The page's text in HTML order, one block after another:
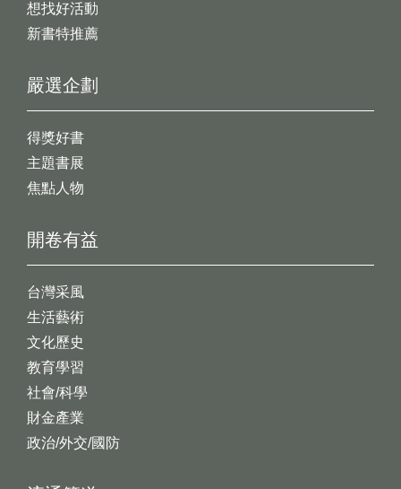
想找好活動
新書特推薦
開卷有益
台灣采風
生活藝術
文化歷史
教育學習
社會/科學
財金產業
政治/外交/國防
嚴選企劃
得獎好書
主題書展
焦點人物